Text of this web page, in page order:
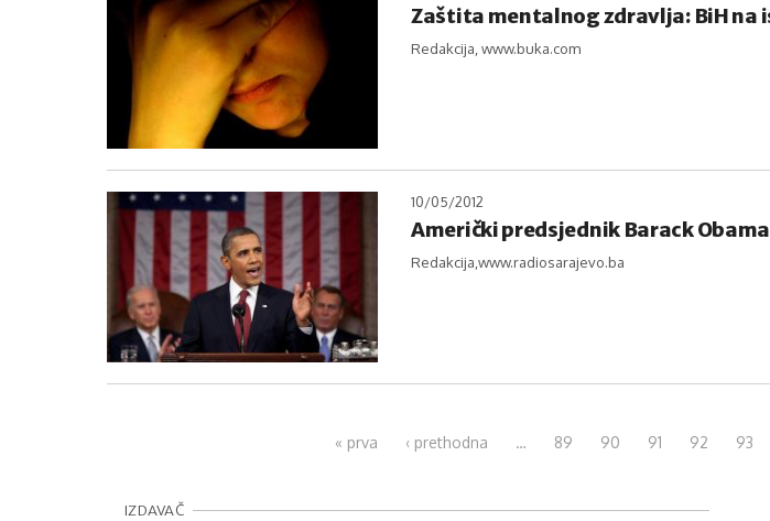
Zaštita mentalnog zdravlja: BiH na
Redakcija, www.buka.com
10/05/2012
Američki predsjednik Barack
Redakcija,www.radiosarajevo.ba
« prva ‹ prethodna … 89 90 91 92 93
IZDAVAČ